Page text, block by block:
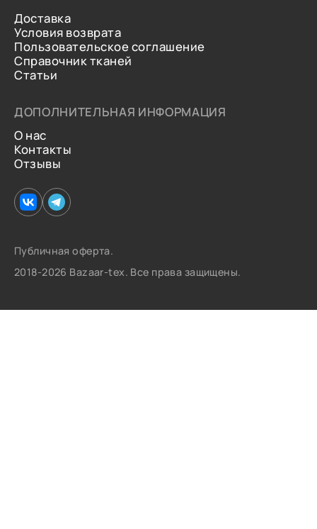
Доставка
Условия возврата
Пользовательское соглашение
Справочник тканей
Статьи
ДОПОЛНИТЕЛЬНАЯ ИНФОРМАЦИЯ
О нас
Контакты
Отзывы
Публичная оферта.
2018-2026 Bazaar-tex. Все права защищены.